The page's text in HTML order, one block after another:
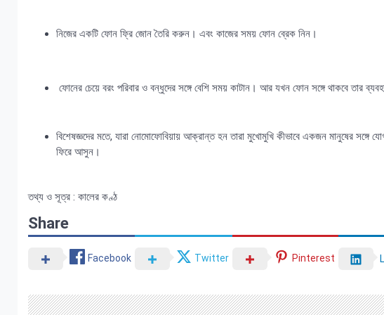
নিজের একটি ফোন ফ্রি জোন তৈরি করুন। এবং কাজের সময় ফোন ব্রেক নিন।
ফোনের চেয়ে বরং পরিবার ও বন্ধুদের সঙ্গে বেশি সময় কাটান। আর যখন ফোন সঙ্গে থাকবে তার
বিশেষজ্ঞদের মতে, যারা নোমোফোবিয়ায় আক্রান্ত হন তারা মুখোমুখি কীভাবে একজন মানুষের
ফিরে আসুন।
তথ্য ও সূত্র : কালের কণ্ঠ
Share
Facebook Twitter Pinterest